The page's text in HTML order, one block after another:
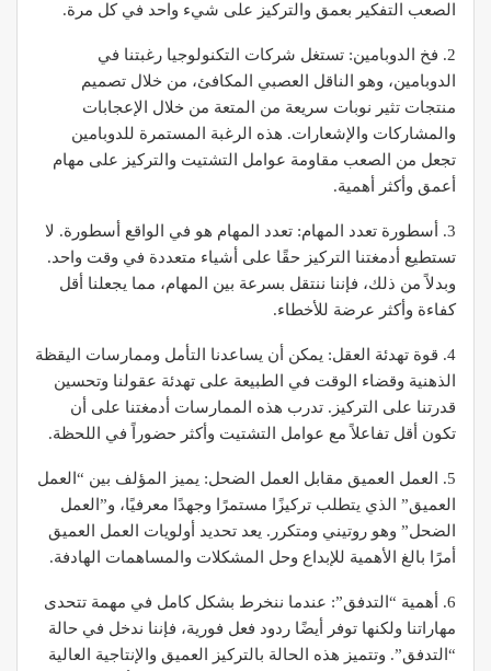
الصعب التفكير بعمق والتركيز على شيء واحد في كل مرة.
2. فخ الدوبامين: تستغل شركات التكنولوجيا رغبتنا في
الدوبامين، وهو الناقل العصبي المكافئ، من خلال تصميم
منتجات تثير نوبات سريعة من المتعة من خلال الإعجابات
والمشاركات والإشعارات. هذه الرغبة المستمرة للدوبامين
تجعل من الصعب مقاومة عوامل التشتيت والتركيز على مهام
أعمق وأكثر أهمية.
3. أسطورة تعدد المهام: تعدد المهام هو في الواقع أسطورة. لا
تستطيع أدمغتنا التركيز حقًا على أشياء متعددة في وقت واحد.
وبدلاً من ذلك، فإننا ننتقل بسرعة بين المهام، مما يجعلنا أقل
كفاءة وأكثر عرضة للأخطاء.
4. قوة تهدئة العقل: يمكن أن يساعدنا التأمل وممارسات اليقظة
الذهنية وقضاء الوقت في الطبيعة على تهدئة عقولنا وتحسين
قدرتنا على التركيز. تدرب هذه الممارسات أدمغتنا على أن
تكون أقل تفاعلاً مع عوامل التشتيت وأكثر حضوراً في اللحظة.
5. العمل العميق مقابل العمل الضحل: يميز المؤلف بين “العمل
العميق” الذي يتطلب تركيزًا مستمرًا وجهدًا معرفيًا، و”العمل
الضحل” وهو روتيني ومتكرر. يعد تحديد أولويات العمل العميق
أمرًا بالغ الأهمية للإبداع وحل المشكلات والمساهمات الهادفة.
6. أهمية “التدفق”: عندما ننخرط بشكل كامل في مهمة تتحدى
مهاراتنا ولكنها توفر أيضًا ردود فعل فورية، فإننا ندخل في حالة
“التدفق”. وتتميز هذه الحالة بالتركيز العميق والإنتاجية العالية